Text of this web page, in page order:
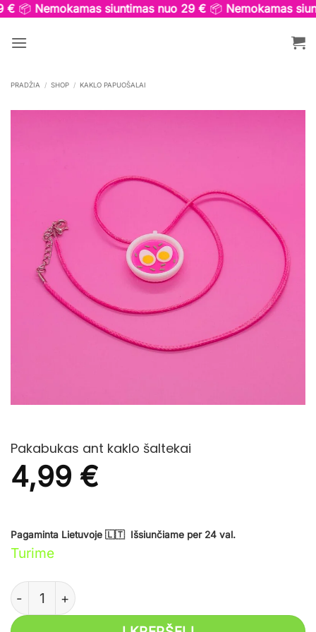
Skip
content
€📦Nemokamas siuntimas nuo 29 €📦Nemokamas
PRADŽIA / SHOP / KAKLO PAPUOŠALAI
Pakabukas ant kaklo šaltekai
4,99 €
Pagaminta Lietuvoje 🇱🇹 Išsiunčiame per 24 val.
Turime
produkto kiekis: Pakabukas ant kaklo šaltekai